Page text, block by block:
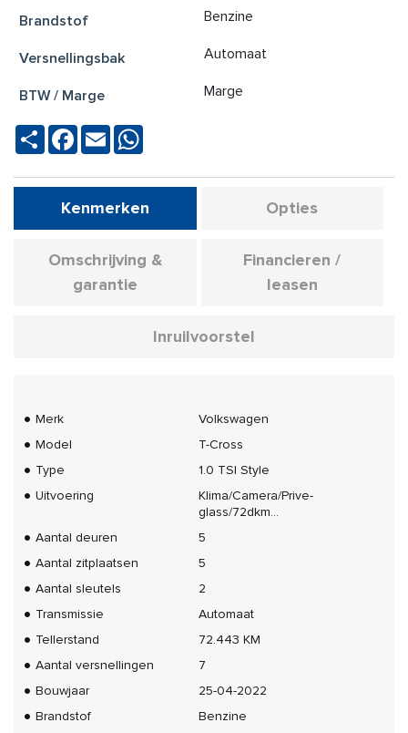
Benzine
Automaat
Marge
Deel Facebook
Email
Kenmerken Opties
Omschrijving &
garantie
Financieren /
leasen
Inruilvoorstel
Merk
Volkswagen
Model
T-Cross
Type
1.0 TSI Style
Uitvoering
Klima/Camera/Prive-
glass/72dkm...
Aantal deuren
5
Aantal zitplaatsen
5
Aantal sleutels
2
Transmissie
Automaat
Tellerstand
72.443 KM
Aantal versnellingen
7
Bouwjaar
25-04-2022
Brandstof
Benzine